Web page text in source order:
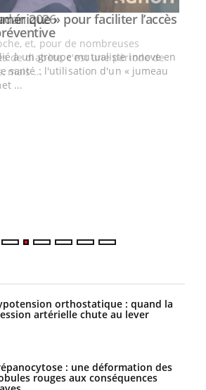
» pour faciliter l’accès
Youtube
à un groupe mutualiste innove en
santé : l'utilisation d'un « jumeau
...
orthostatique : quand la
artérielle chute au lever
: une déformation des
rouges aux conséquences